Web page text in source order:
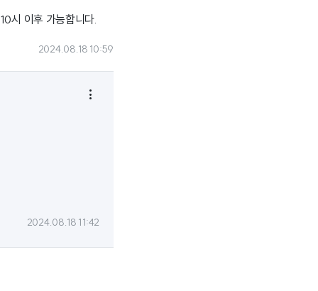
시 이후 가능합니다.
2024.08.18 10:59

2024.08.18 11:42